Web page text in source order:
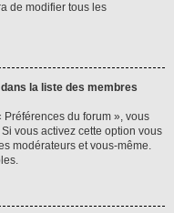
de modifier tous les
la liste des membres
Préférences du forum », vous
Si vous activez cette option vous
modérateurs et vous-même.